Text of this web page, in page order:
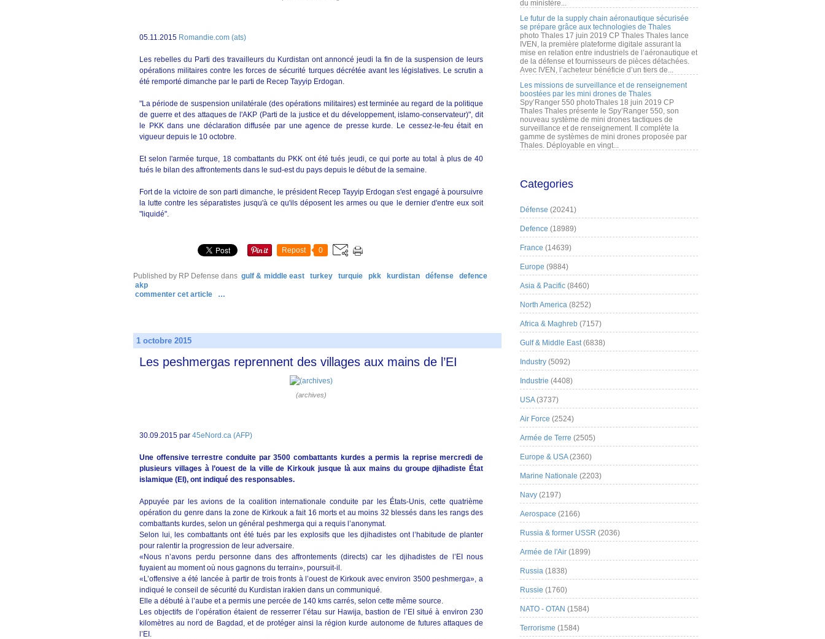
05.11.2015 Romandie.com (ats)
Les rebelles du Parti des travailleurs du Kurdistan ont annoncé jeudi la fin de la suspension de leurs
opérations militaires contre les forces de sécurité turques décrétée avant les législatives. Le scrutin a
été remporté dimanche par le parti de Recep Tayyip Erdogan.
"La période de suspension unilatérale (des opérations militaires) est terminée au regard de la politique
de guerre et des attaques de l'AKP (Parti de la justice et du développement, islamo-conservateur)", dit
le PKK dans une déclaration diffusée par une agence de presse kurde. Le cessez-le-feu était en
vigueur depuis le 10 octobre.
Et selon l'armée turque, 18 combattants du PKK ont été tués jeudi, ce qui porte au total à plus de 40
tués le bilan des affrontements dans le sud-est du pays depuis le début de la semaine.
Fort de la victoire de son parti dimanche, le président Recep Tayyip Erdogan s'est engagé à poursuivre
la lutte contre les séparatistes jusqu'à ce qu'ils déposent les armes ou que le dernier d'entre eux soit
"liquidé".
Repost 0
Published by RP Defense dans gulf & middle east turkey turquie pkk kurdistan défense
defence
akp
commenter cet article
…
1 octobre 2015
Les peshmergas reprennent des villages aux mains de l’EI
(archives)
30.09.2015 par 45eNord.ca (AFP)
Une offensive terrestre conduite par 3500 combattants kurdes a permis la reprise mercredi de
plusieurs villages à l’ouest de la ville de Kirkouk jusque là aux mains du groupe djihadiste État
islamique (EI), ont indiqué des responsables.
Appuyée par les avions de la coalition internationale conduite par les États-Unis, cette quatrième
opération du genre dans la zone de Kirkouk a fait 16 morts et au moins 32 blessés dans les rangs des
combattants kurdes, selon un général peshmerga qui a requis l’anonymat.
Selon lui, les combattants ont été tués par les explosifs que les djihadistes ont l’habitude de planter
pour ralentir la progression de leur adversaire.
«Nous n’avons perdu personne dans des affrontements (directs) car les djihadistes de l’EI nous
fuyaient au moment où nous gagnons du terrain», poursuit-il.
«L’offensive a été lancée à partir de trois fronts à l’ouest de Kirkouk avec environ 3500 peshmerga», a
indiqué le conseil de sécurité du Kurdistan irakien dans un communiqué.
Elle a débuté à l’aube et a permis une percée de 140 kms carrés, selon cette même source.
Les objectifs de l’opération étaient de resserrer l’étau sur Hawija, bastion de l’EI situé à environ 230
kilomètres au nord de Bagdad, et de protéger ainsi la région kurde autonome de futures attaques de
l’EI.
du ministère...
Le futur de la supply chain aéronautique sécurisée
se prépare grâce aux technologies de Thales
photo Thales 17 juin 2019 CP Thales Thales lance
IVEN, la première plateforme digitale assurant la
mise en relation entre industriels de l’aéronautique et
de la défense et fournisseurs de pièces détachées.
Avec IVEN, l’acheteur bénéficie d’un tiers de...
Les missions de surveillance et de renseignement
boostées par les mini drones de Thales
Spy’Ranger 550 photoThales 18 juin 2019 CP
Thales Thales présente le Spy’Ranger 550, son
nouveau système de mini drones tactiques de
surveillance et de renseignement. Il complète la
gamme de systèmes de mini drones proposée par
Thales. Déployable en vingt...
Categories
Défense (20241)
Defence (18989)
France (14639)
Europe (9884)
Asia & Pacific (8460)
North America (8252)
Africa & Maghreb (7157)
Gulf & Middle East(6838)
Industry (5092)
Industrie (4408)
USA(3737)
Air Force (2524)
Armée de Terre (2505)
Europe & USA(2360)
Marine Nationale (2203)
Navy (2197)
Aerospace (2166)
Russia & former USSR (2036)
Armée de l'Air (1899)
Russia (1838)
Russie (1760)
NATO - OTAN (1584)
Terrorisme (1584)